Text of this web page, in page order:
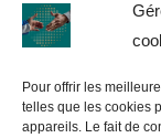
Pour offrir les
telles que les cookies
appareils. Le fait de